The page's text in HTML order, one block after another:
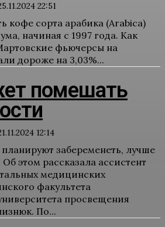
22:51
кофе сорта арабика (Arabica)
начиная с 1997 года. Как
фьючерсы на
дороже на 3,03%...
помешать
12:14
забеременеть, лучше
Об этом рассказала ассистент
медицинских
факультета
просвещения
По...